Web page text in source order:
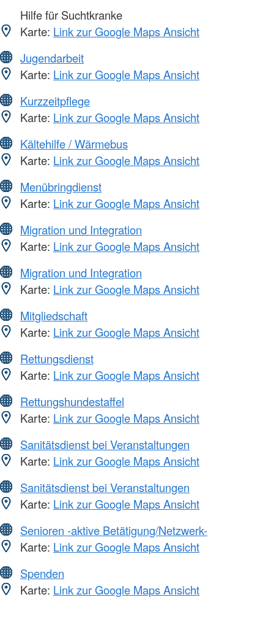
Hilfe für Suchtkranke
Karte: Link zur Google Maps Ansicht
Jugendarbeit
Karte: Link zur Google Maps Ansicht
Kurzzeitpflege
Karte: Link zur Google Maps Ansicht
Kältehilfe / Wärmebus
Karte: Link zur Google Maps Ansicht
Menübringdienst
Karte: Link zur Google Maps Ansicht
Migration und Integration
Karte: Link zur Google Maps Ansicht
Migration und Integration
Karte: Link zur Google Maps Ansicht
Mitgliedschaft
Karte: Link zur Google Maps Ansicht
Rettungsdienst
Karte: Link zur Google Maps Ansicht
Rettungshundestaffel
Karte: Link zur Google Maps Ansicht
Sanitätsdienst bei Veranstaltungen
Karte: Link zur Google Maps Ansicht
Sanitätsdienst bei Veranstaltungen
Karte: Link zur Google Maps Ansicht
Senioren -aktive Betätigung/Netzwerk-
Karte: Link zur Google Maps Ansicht
Spenden
Karte: Link zur Google Maps Ansicht